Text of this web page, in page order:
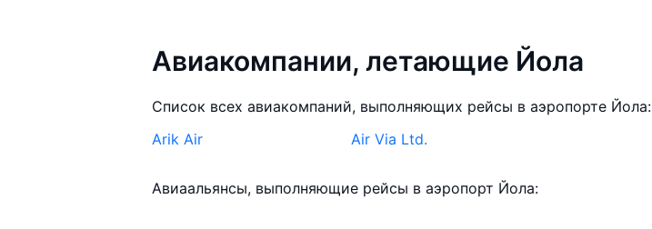
Авиакомпании, летающие Йола
Список всех авиакомпаний, выполняющих рейсы в аэропорте Йола:
Arik Air
Air Via Ltd.
Авиаальянсы, выполняющие рейсы в аэропорт Йола: